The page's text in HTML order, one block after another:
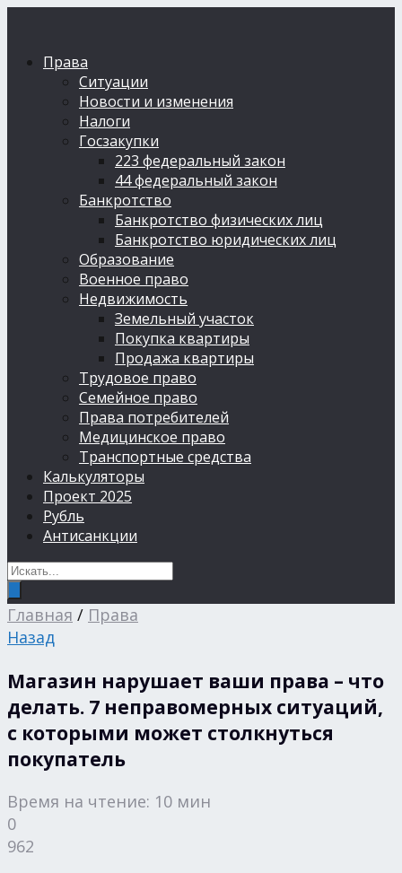
Права
Ситуации
Новости и изменения
Налоги
Госзакупки
223 федеральный закон
44 федеральный закон
Банкротство
Банкротство физических лиц
Банкротство юридических лиц
Образование
Военное право
Недвижимость
Земельный участок
Покупка квартиры
Продажа квартиры
Трудовое право
Семейное право
Права потребителей
Медицинское право
Транспортные средства
Калькуляторы
Проект 2025
Рубль
Антисанкции
Главная / Права
Назад
Магазин нарушает ваши права – что
делать. 7 неправомерных ситуаций,
с которыми может столкнуться
покупатель
Время на чтение: 10 мин
0
962